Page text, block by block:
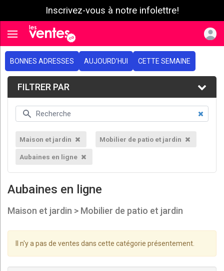
Inscrivez-vous à notre infolettre!
Toggle navigation
BONNES ADRESSES AUJOURD'HUI CETTE SEMAINE
FILTRER PAR
Maison et jardin Mobilier de patio et jardin
Aubaines en ligne
Aubaines en ligne
Maison et jardin > Mobilier de patio et jardin
Il n'y a pas de ventes dans cette catégorie présentement.